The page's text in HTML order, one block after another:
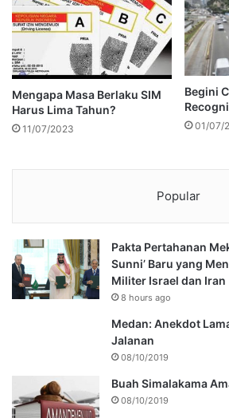
Mengapa Masa Berlaku SIM
Harus Lima Tahun?
11/07/2023
Begini
01/07/
Popular
Pakta Pertahanan
Sunni’ Baru yang
Militer Israel dan Iran
8 hours ago
Medan: Anekdot
Jalanan
08/10/2019
Buah Simalakama
08/10/2019